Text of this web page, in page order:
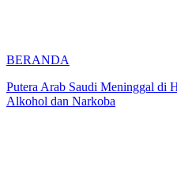
BERANDA
Putera Arab Saudi Meninggal di
Alkohol dan Narkoba